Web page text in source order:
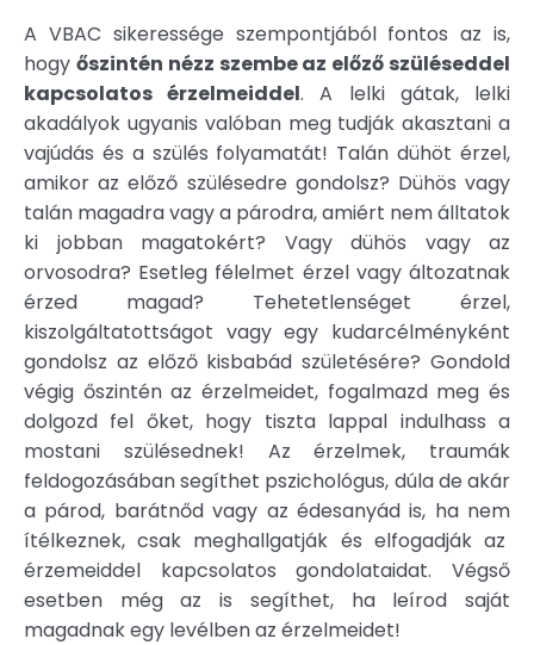
A VBAC sikeressége szempontjából fontos az is,
hogy őszintén nézz szembe az előző szüléseddel
kapcsolatos érzelmeiddel. A lelki gátak, lelki
akadályok ugyanis valóban meg tudják akasztani a
vajúdás és a szülés folyamatát! Talán dühöt érzel,
amikor az előző szülésedre gondolsz? Dühös vagy
talán magadra vagy a párodra, amiért nem álltatok
ki jobban magatokért? Vagy dühös vagy az
orvosodra? Esetleg félelmet érzel vagy áltozatnak
érzed magad? Tehetetlenséget érzel,
kiszolgáltatottságot vagy egy kudarcélményként
gondolsz az előző kisbabád születésére? Gondold
végig őszintén az érzelmeidet, fogalmazd meg és
dolgozd fel őket, hogy tiszta lappal indulhass a
mostani szülésednek! Az érzelmek, traumák
feldogozásában segíthet pszichológus, dúla de akár
a párod, barátnőd vagy az édesanyád is, ha nem
ítélkeznek, csak meghallgatják és elfogadják az
érzemeiddel kapcsolatos gondolataidat. Végső
esetben még az is segíthet, ha leírod saját
magadnak egy levélben az érzelmeidet!